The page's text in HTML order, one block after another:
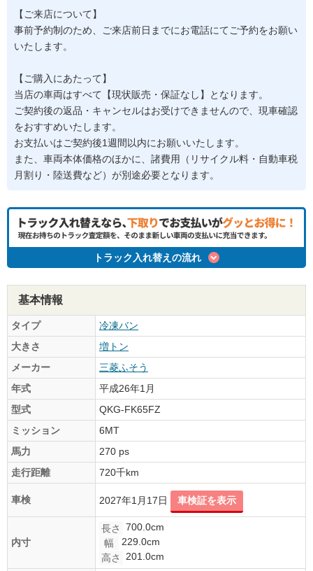
【ご来店について】
事前予約制のため、ご来店前日までにお電話にてご予約をお願い
いたします。
【ご購入にあたって】
当店の車両はすべて【現状販売・保証なし】となります。
ご契約後の返品・キャンセルはお受けできませんので、現車確認
をおすすめいたします。
お支払いはご契約後1週間以内にお願いいたします。
また、車両本体価格のほかに、諸費用（リサイクル料・自動車税
月割り・陸送費など）が別途必要となります。
トラック入れ替えの流れ
基本情報
タイプ
冷凍バン
大きさ
増トン
メーカー
三菱ふそう
年式
平成26年1月
型式
QKG-FK65FZ
ミッション
6MT
馬力
270 ps
走行距離
720千km
車検 2027年1月17日 車検証を表示
内寸
長さ
700.0cm
幅
229.0cm
高さ
201.0cm